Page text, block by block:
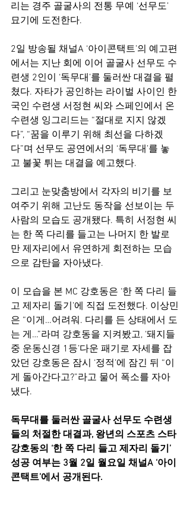
리는 경주 골굴사의 전통 무예 ‘선무도’
묘기에 도전한다.
2일 방송될 채널A ‘아이콘택트’의 예고편
에서는 지난 회에 이어 골굴사 선무도 수
련생 2인이 ‘독무대’를 둘러싼 대결을 펼
쳤다. 자타가 공인하는 라이벌 사이인 한
국인 수련생 서정현 씨와 스페인에서 온
수련생 잉그리드는 “절대로 지지 않겠
다”, “꿈을 이루기 위해 최선을 다하겠
다”며 선무도 공연에서의 ‘독무대’를 놓
고 불꽃 튀는 대결을 예고했다.
그리고 눈맞춤방에서 각자의 비기를 보
여주기 위해 고난도 동작을 선보이는 두
사람의 모습도 공개됐다. 특히 서정현 씨
는 한 쪽 다리를 들고는 나머지 한 발로
만 제자리에서 유연하게 회전하는 모습
으로 감탄을 자아냈다.
이 모습을 본 MC 강호동은 ‘한 쪽 다리 들
고 제자리 돌기’에 직접 도전했다. 이상민
은 “이게…어려워. 다리를 든 상태에서 도
는 게…”라며 강호동을 지켜봤고, ‘돼지들
중 운동신경 1등’다운 패기로 자세를 잡
았던 강호동은 잠시 ‘정적’에 잠긴 뒤 “이
게 돌아간다고?”라고 물어 폭소를 자아
냈다.
독무대를 둘러싼 골굴사 선무도 수련생
들의 처절한 대결과, 왕년의 스포츠 스타
강호동의 ‘한 쪽 다리 들고 제자리 돌기’
성공 여부는 3월 2일 월요일 채널A ‘아이
콘택트’에서 공개된다.